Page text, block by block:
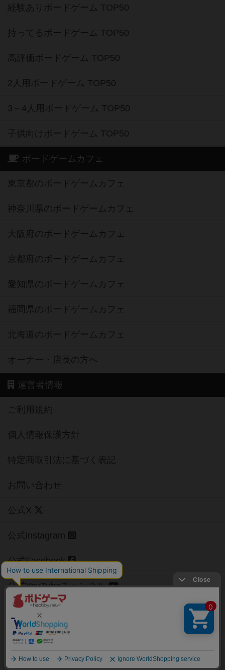
経験ありボードゲーム TOP50
持ってるボードゲーム TOP50
高評価ボードゲーム TOP50
2人用ボードゲーム TOP50
3～4人用ボードゲーム TOP50
子供向けボードゲーム TOP50
ボードゲームカフェ
東京都のボードゲームカフェ
神奈川県のボードゲームカフェ
大阪府のボードゲームカフェ
京都府のボードゲームカフェ
愛知県のボードゲームカフェ
福岡県のボードゲームカフェ
北海道のボードゲームカフェ
オーナー・店長の方へ
運営者情報
ご利用規約
個人情報保護方針
特定商取引法に基づく表記
お問い合わせ
公式X
公式instagram
公式Facebook
公式YouTubeチャンネル